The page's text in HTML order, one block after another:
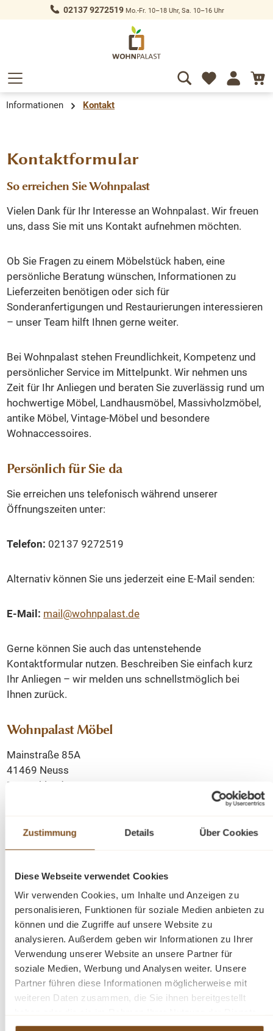
Zustimmung Details Über Cookies
Diese Webseite verwendet Cookies
Wir verwenden Cookies, um Inhalte und Anzeigen zu
personalisieren, Funktionen für soziale Medien anbieten zu
können und die Zugriffe auf unsere Website zu
analysieren. Außerdem geben wir Informationen zu Ihrer
Verwendung unserer Website an unsere Partner für
soziale Medien, Werbung und Analysen weiter. Unsere
Partner führen diese Informationen möglicherweise mit
weiteren Daten zusammen, die Sie ihnen bereitgestellt
gesammelt haben.
springen 02137 9272519Mo.-Fr. 10–18 Uhr, Sa. 10–16 Uhr
Informationen Kontakt
Kontaktformular
So erreichen Sie Wohnpalast
Vielen Dank für Ihr Interesse an Wohnpalast. Wir freuen
uns, dass Sie mit uns Kontakt aufnehmen möchten.
Ob Sie Fragen zu einem Möbelstück haben, eine
persönliche Beratung wünschen, Informationen zu
Lieferzeiten benötigen oder sich für
Sonderanfertigungen und Restaurierungen interessieren
– unser Team hilft Ihnen gerne weiter.
Bei Wohnpalast stehen Freundlichkeit, Kompetenz und
persönlicher Service im Mittelpunkt. Wir nehmen uns
Zeit für Ihr Anliegen und beraten Sie zuverlässig rund um
hochwertige Möbel, Landhausmöbel, Massivholzmöbel,
antike Möbel, Vintage-Möbel und besondere
Wohnaccessoires.
Persönlich für Sie da
Sie erreichen uns telefonisch während unserer
Öffnungszeiten unter:
Telefon: 02137 9272519
Alternativ können Sie uns jederzeit eine E-Mail senden:
E-Mail: mail@wohnpalast.de
Gerne können Sie auch das untenstehende
Kontaktformular nutzen. Beschreiben Sie einfach kurz
Ihr Anliegen – wir melden uns schnellstmöglich bei
Ihnen zurück.
Wohnpalast Möbel
Mainstraße 85A
41469 Neuss
Deutschland
Auswahl Ihrer neuen Lieblingsmöbel zu unterstützen.
Kontaktformular
Anrede*
Vorname*
Nachname*